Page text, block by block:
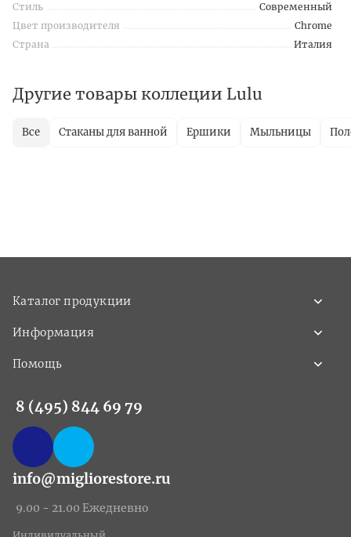
Стиль
Современный
Цвет производителя
Chrome
Страна
Италия
Другие товары коллеции Lulu
Все Стаканы для ванной Ершики Мыльницы
Каталог продукции
Информация
Помощь
8 (495) 844 69 79
info@migliorestore.ru
9.00 - 21.00 Ежедневно